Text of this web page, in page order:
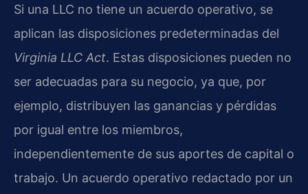
Si una LLC no tiene un acuerdo operativo, se
aplican las disposiciones predeterminadas del
Virginia LLC Act. Estas disposiciones pueden no
ser adecuadas para su negocio, ya que, por
ejemplo, distribuyen las ganancias y pérdidas
por igual entre los miembros,
independientemente de sus aportes de capital o
trabajo. Un acuerdo operativo redactado por un